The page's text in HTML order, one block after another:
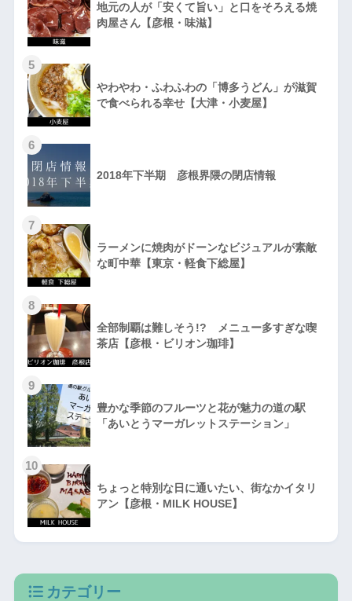
地元の人が「安くて旨い」と口をそろえる焼
肉屋さん【彦根・味滋】
5
やわやわ・ふわふわの「博多うどん」が滋賀
で食べられる幸せ【大津・小麦屋】
6
2018年下半期 彦根界隈の閉店情報
7
ラーメンに焼肉がドーンなビジュアルが素敵
な町中華【東京・軽食下総屋】
8
全部制覇は難しそう!? メニュー多すぎな喫
茶店【彦根・ビリオン珈琲】
9
豊かな季節のフルーツと花が魅力の道の駅
「あいとうマーガレットステーション」
10
ちょっと特別な日に通いたい、街なかイタリ
アン【彦根・MILK HOUSE】
カテゴリー